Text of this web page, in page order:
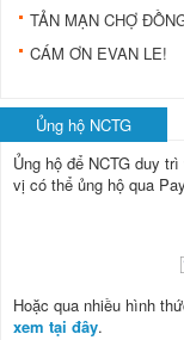
TẢN MẠN CHỢ
CÁM ƠN EVAN LE!
Ủng hộ NCTG
Ủng hộ để NCTG duy
vị có thể ủng hộ qua
Hoặc qua nhiều hình
xem tại đây.